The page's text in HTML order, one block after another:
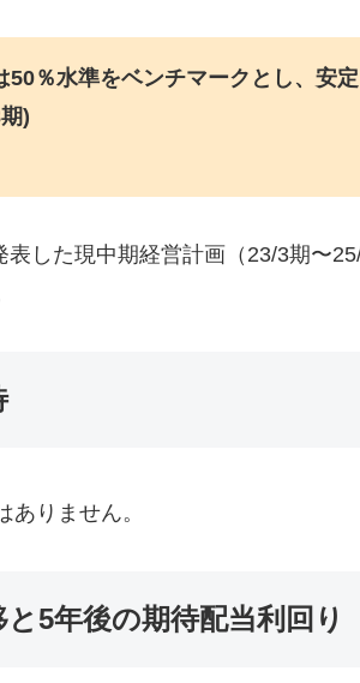
50％水準をベンチマークとし、安
)
表した現中期経営計画（23/3期〜
ありません。
と5年後の期待配当利回り